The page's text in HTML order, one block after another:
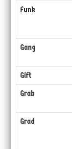
Funk
Gang
Gift
Grab
Grad